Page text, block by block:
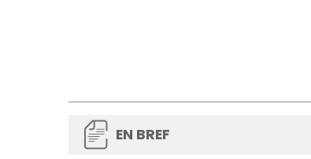
EN BREF